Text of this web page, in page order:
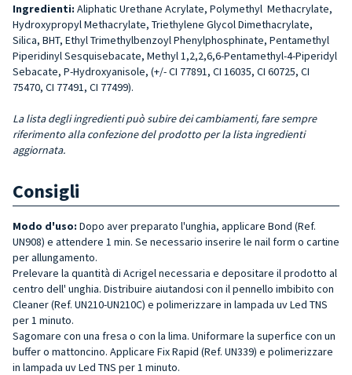
Ingredienti: Aliphatic Urethane Acrylate, Polymethyl Methacrylate,
Hydroxypropyl Methacrylate, Triethylene Glycol Dimethacrylate,
Silica, BHT, Ethyl Trimethylbenzoyl Phenylphosphinate, Pentamethyl
Piperidinyl Sesquisebacate, Methyl 1,2,2,6,6-Pentamethyl-4-Piperidyl
Sebacate, P-Hydroxyanisole, (+/- CI 77891, CI 16035, CI 60725, CI
75470, CI 77491, CI 77499).
La lista degli ingredienti può subire dei cambiamenti, fare sempre
riferimento alla confezione del prodotto per la lista ingredienti
aggiornata.
Consigli
Modo d'uso: Dopo aver preparato l'unghia, applicare Bond (Ref.
UN908) e attendere 1 min. Se necessario inserire le nail form o cartine
per allungamento.
Prelevare la quantità di Acrigel necessaria e depositare il prodotto al
centro dell' unghia. Distribuire aiutandosi con il pennello imbibito con
Cleaner (Ref. UN210-UN210C) e polimerizzare in lampada uv Led TNS
per 1 minuto.
Sagomare con una fresa o con la lima. Uniformare la superfice con un
buffer o mattoncino. Applicare Fix Rapid (Ref. UN339) e polimerizzare
in lampada uv Led TNS per 1 minuto.